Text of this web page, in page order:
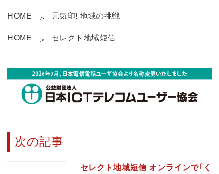
HOME 元気印! 地域の挑戦
HOME セレクト地域短信
次の記事
セレクト地域短信 オンラインで「く